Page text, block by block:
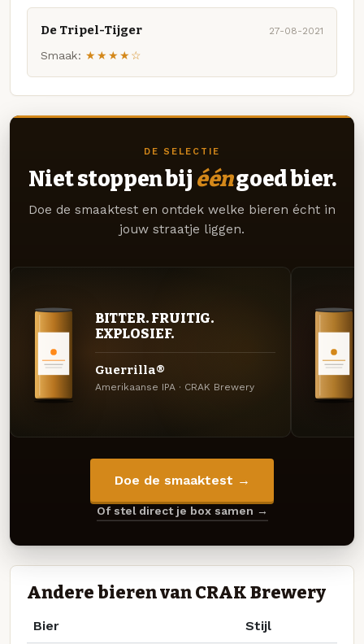
De Tripel-Tijger 27-08-2021
Smaak: ★★★★☆
DE SELECTIE
Niet stoppen bij ééngoed bier.
Doe de smaaktest en ontdek welke bieren écht in
jouw straatje liggen.
BITTER. FRUITIG.
EXPLOSIEF.
Guerrilla®
Amerikaanse IPA · CRAK Brewery
Doe de smaaktest →
Of stel direct je box samen →
Andere bieren van CRAK Brewery
Bier Stijl